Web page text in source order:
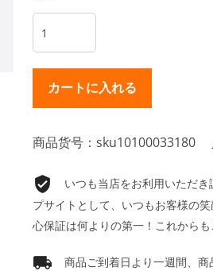
商品货号：sku10100033180
いつも当店をお利用いただ
プサイトとして、いつもお客様の
心保証は何よりの第一！これからも
商品ご到着日より一週間、